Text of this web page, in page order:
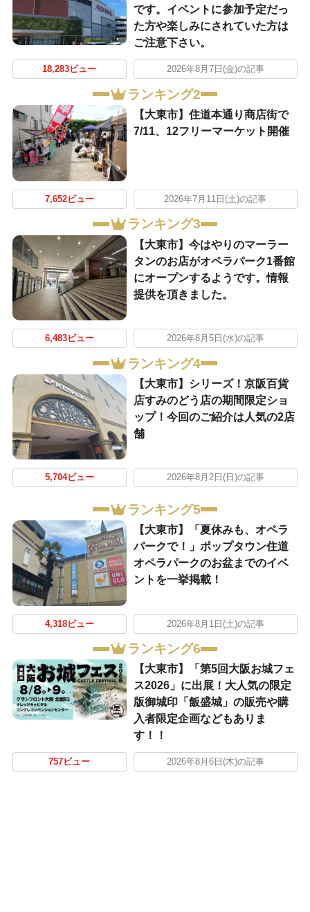
です。イベントに参加予定だっ
た方や楽しみにされていた方は
ご注意下さい。
18,283ビュー 2026年8月7日(金)の記事
ランキング2
【大東市】住道本通り商店街で
7/11、12フリーマーケット開催
7,652ビュー 2026年7月11日(土)の記事
ランキング3
【大東市】今はやりのマーラー
タンのお店がオペラパーク1番館
にオープンするようです。情報
提供を頂きました。
6,483ビュー 2026年8月5日(水)の記事
ランキング4
【大東市】シリーズ！京阪百貨
店すみのどう店の期間限定ショ
ップ！今回のご紹介は人気の2店
舗
5,704ビュー 2026年8月2日(日)の記事
ランキング5
【大東市】「夏休みも、オペラ
パークで！」ポップタウン住道
オペラパークのお盆までのイベ
ントを一挙掲載！
4,318ビュー 2026年8月1日(土)の記事
ランキング6
【大東市】「第5回大阪お城フェ
ス2026」に出展！大人気の限定
版御城印「飯盛城」の販売や購
入者限定企画などもありま
す！！
757ビュー 2026年8月6日(木)の記事